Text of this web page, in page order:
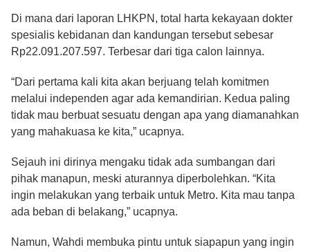
Di mana dari laporan LHKPN, total harta kekayaan dokter
spesialis kebidanan dan kandungan tersebut sebesar
Rp22.091.207.597. Terbesar dari tiga calon lainnya.
“Dari pertama kali kita akan berjuang telah komitmen
melalui independen agar ada kemandirian. Kedua paling
tidak mau berbuat sesuatu dengan apa yang diamanahkan
yang mahakuasa ke kita,” ucapnya.
Sejauh ini dirinya mengaku tidak ada sumbangan dari
pihak manapun, meski aturannya diperbolehkan. “Kita
ingin melakukan yang terbaik untuk Metro. Kita mau tanpa
ada beban di belakang,” ucapnya.
Namun, Wahdi membuka pintu untuk siapapun yang ingin